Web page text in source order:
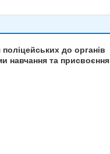
до органів
навчання та присвоєння